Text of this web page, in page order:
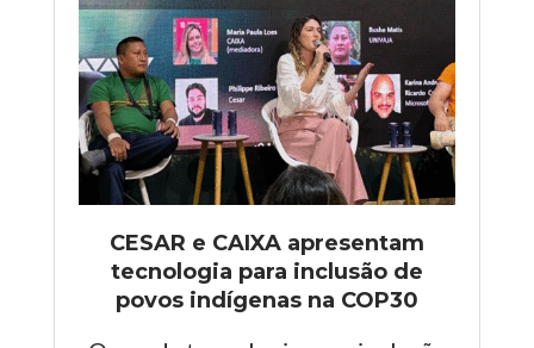
CESAR e CAIXA apresentam
tecnologia para inclusão de
povos indígenas na COP30